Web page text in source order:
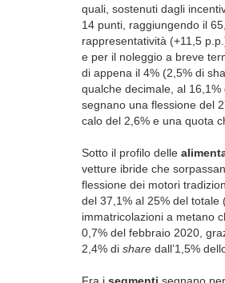
quali, sostenuti dagli
14 punti, raggiungendo il
rappresentatività (+11,5
e per il noleggio a breve
di appena il 4% (2,5% di
qualche decimale, al
segnano una flessione del
calo del 2,6% e una quota
Sotto il profilo delle
vetture ibride che
flessione dei motori
del 37,1% al 25% del
immatricolazioni a metano
0,7% del febbraio 2020,
2,4% di share dall’1,5%